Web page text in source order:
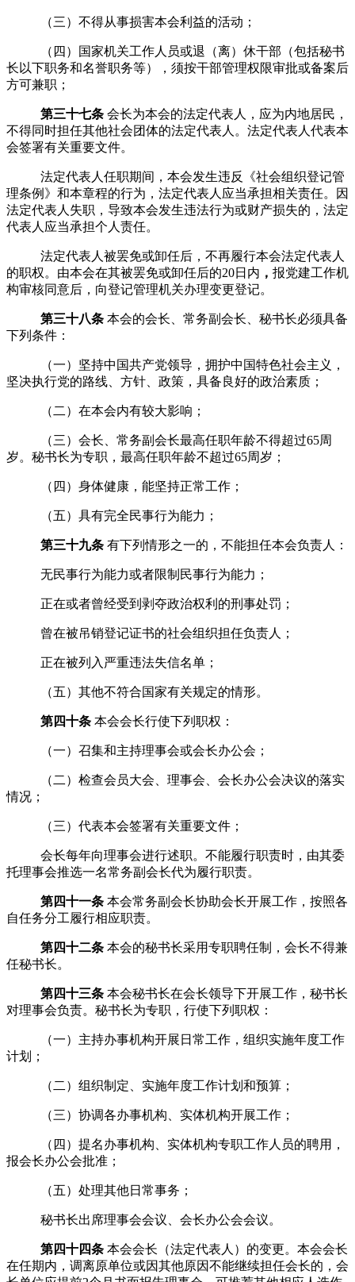
（三）不得从事损害本会利益的活动；
（四）国家机关工作人员或退（离）休干部（包括秘书
长以下职务和名誉职务等），须按干部管理权限审批或备案后
方可兼职；
第三十七条 会长为本会的法定代表人， 应为内地居民，
不得同时担任其他社会团体的法定代表人。法定代表人代表本
会签署有关重要文件。
法定代表人任职期间，本会发生违反《社会组织登记管
理条例》和本章程的行为，法定代表人应当承担相关责任。因
法定代表人失职，导致本会发生违法行为或财产损失的，法定
代表人应当承担个人责任。
法定代表人被罢免或卸任后，不再履行本会法定代表人
的职权。由本会在其被罢免或卸任后的20日内 ， 报党建工作机
构审核同意后，向登记管理机关办理变更登记。
第三十八条 本会的会长、 常务副会长、秘书长必须具备
下列条件：
（一）坚持中国共产党领导，拥护中国特色社会主义，
坚决执行党的路线、方针、政策，具备良好的政治素质；
（二）在本会内有较大影响；
（三）会长、常务副会长最高任职年龄不得超过65周
岁。秘书长为专职，最高任职年龄不超过65周岁；
（四）身体健康，能坚持正常工作；
（五）具有完全民事行为能力；
第三十九条 有下列情形之一的，不能担任本会负责人：
无民事行为能力或者限制民事行为能力；
正在或者曾经受到剥夺政治权利的刑事处罚；
曾在被吊销登记证书的社会组织担任负责人；
正在被列入严重违法失信名单；
（五）其他不符合国家有关规定的情形。
第四十条 本会会长行使下列职权 ：
（一）召集和主持理事会或会长办公会 ；
（二）检查会员大会、理事会 、会长办公会决议的落实
情况；
（三）代表本会签署有关重要文件；
会长每年向理事会进行述职。不能履行职责时，由其委
托理事会推选一名常务副会长代为履行职责。
第四十一条 本会常务副会长协助会长开展工作，按照各
自任务分工履行相应职责。
第四十二条 本会的秘书长采用专职聘任制，会长不得兼
任秘书长。
第四十三条 本会秘书长在会长领导下开展工作，秘书长
对理事会负责。秘书长为专职，行使下列职权：
（一）主持办事机构开展日常工作，组织实施年度工作
计划；
（二）组织制定、实施年度工作计划和预算；
（三）协调各办事机构、实体机构开展工作；
（四）提名办事机构、实体机构专职工作人员的聘用，
报会长办公会批准；
（五）处理其他日常事务；
秘书长出席理事会会议 会长办公会会议。
第四十四条 本会会长（法定代表人）的变更。本会会长
在任期内，调离原单位或因其他原因不能继续担任会长的，会